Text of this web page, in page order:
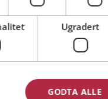
gratis!
Kvinne
Ugradert
GODTA ALLE